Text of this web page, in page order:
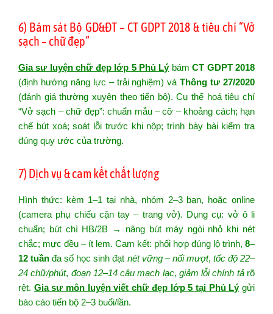
6) Bám sát Bộ GD&ĐT – CT GDPT 2018 & tiêu chí “Vở
sạch – chữ đẹp”
Gia sư luyện chữ đẹp lớp 5 Phủ LýbámCT GDPT 2018
(định hướng năng lực – trải nghiệm) vàThông tư 27/2020
(đánh giá thường xuyên theo tiến bộ). Cụ thể hoá tiêu chí
“Vở sạch – chữ đẹp”: chuẩn mẫu – cỡ – khoảng cách; hạn
chế bút xoá; soát lỗi trước khi nộp; trình bày bài kiểm tra
đúng quy ước của trường.
7) Dịch vụ & cam kết chất lượng
Hình thức: kèm 1–1 tại nhà, nhóm 2–3 bạn, hoặc online
(camera phụ chiếu cận tay – trang vở). Dụng cụ: vở ô li
chuẩn; bút chì HB/2B → nâng bút máy ngòi nhỏ khi nét
chắc; mực đều – ít lem. Cam kết: phối hợp đúng lộ trình, 8–
12 tuần đa số học sinh đạt nét vững – nối mượt, tốc độ 22–
24 chữ/phút, đoạn 12–14 câu mạch lạc, giảm lỗi chính tảrõ
rệt. Gia sư môn luyện viết chữ đẹp lớp 5 tại Phủ Lýgửi
báo cáo tiến bộ 2–3 buổi/lần.